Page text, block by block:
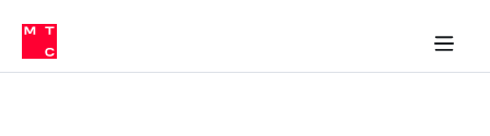
Медиа-центр
и акционерам
Устойчивое развитие
Комплаенс и деловая этика
компании